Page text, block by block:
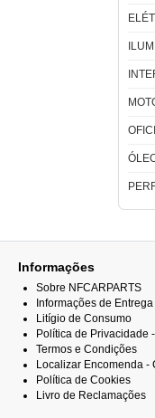
Informações
Sobre NFCARPARTS
Informações de
Litígio de Consumo
Política de Privacidade
Termos e Condições
Localizar Encomenda -
Política de Cookies
Livro de Reclamações